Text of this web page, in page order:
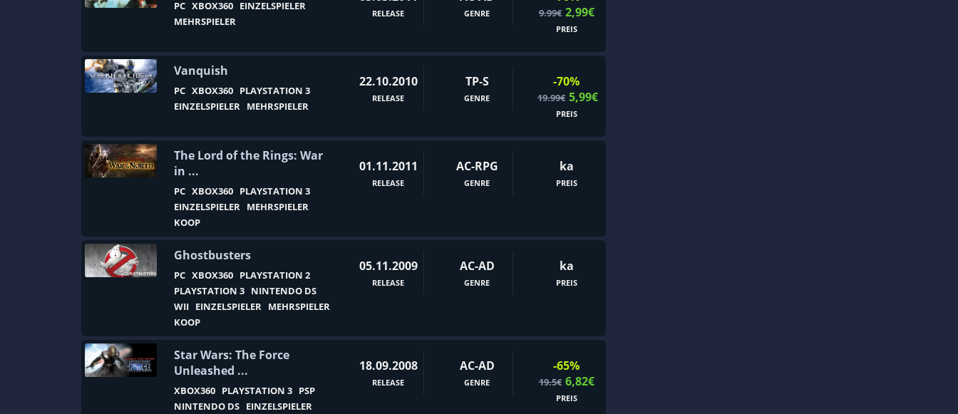
C64
Charakterentwicklung
Crafting
CRPG
Danmaku
Dark Fantasy
Dark Fantasy-Rollenspiel
Dark Humor
Deckbuilding
Demo
Design & Illustration
Dinosaurier
Diplomatie
DLC
Doom-Like
Drachen
Drama
DSA
DungeonCrawler
Düster
Dystopie
Early Access
PC XBOX360 EINZELSPIELER
MEHRSPIELER
RELEASE GENRE 9.99€ 2,99€
PREIS
Vanquish
PC XBOX360 PLAYSTATION 3
EINZELSPIELER MEHRSPIELER
22.10.2010
RELEASE
TP-S
GENRE
-70%
19.99€ 5,99€
PREIS
The Lord of the Rings: War
in ...
PC XBOX360 PLAYSTATION 3
EINZELSPIELER MEHRSPIELER
KOOP
01.11.2011
RELEASE
AC-RPG
GENRE
ka
PREIS
Ghostbusters
PC XBOX360 PLAYSTATION 2
PLAYSTATION 3 NINTENDO DS
WII EINZELSPIELER MEHRSPIELER
KOOP
05.11.2009
RELEASE
AC-AD
GENRE
ka
PREIS
Star Wars: The Force
Unleashed ...
XBOX360 PLAYSTATION 3 PSP
NINTENDO DS EINZELSPIELER
18.09.2008
RELEASE
AC-AD
GENRE
-65%
19.5€ 6,82€
PREIS